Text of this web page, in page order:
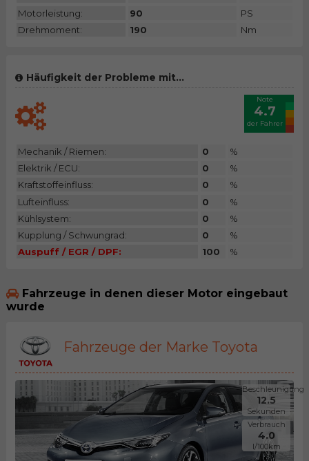
Motorleistung:
90
PS
Drehmoment:
190 Nm
Häufigkeit der Probleme mit...
Note
4.7
der Fahrer
Mechanik / Riemen: 0
%
Elektrik / ECU:
0
%
Kraftstoffeinfluss:
0
%
Lufteinfluss:
0
%
Kühlsystem:
0
%
Kupplung / Schwungrad:
0
%
Auspuff / EGR / DPF:
100 %
Fahrzeuge in denen dieser Motor eingebaut
wurde
Fahrzeuge der Marke Toyota
Beschleunigung
12.5
Sekunden
Verbrauch
4.0
l/100km